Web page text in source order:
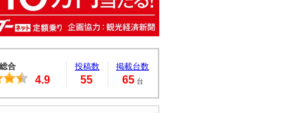
合
4.9
投稿数
55
掲載台数
65 台